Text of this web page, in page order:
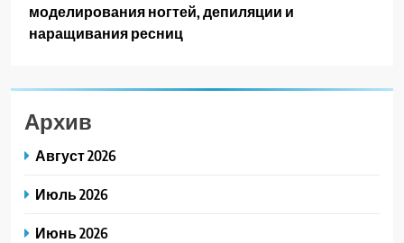
моделирования ногтей, депиляции и
наращивания ресниц
Архив
Август 2026
Июль 2026
Июнь 2026